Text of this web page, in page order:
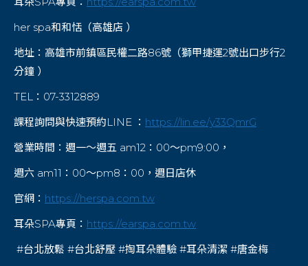
her spa和和恬（高雄店 ）
地址：高雄市前鎮區民權二路86號（獅甲捷運2號出口步行2
分鐘 ）
TEL：07-3312889
課程詢問與快速預約LINE ： https://lin.ee/y33QmrG
營業時間：週一～週五 am12：00～pm9:00，
週六 am11：00～pm8：00，週日店休
官網： https://herspa.com.tw
耳朵SPA專頁： https://earspa.com.tw
#台北放鬆 #台北舒壓 #掏耳朵體驗 #耳朵清潔 #唐金梅